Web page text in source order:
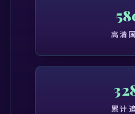
高清
累计